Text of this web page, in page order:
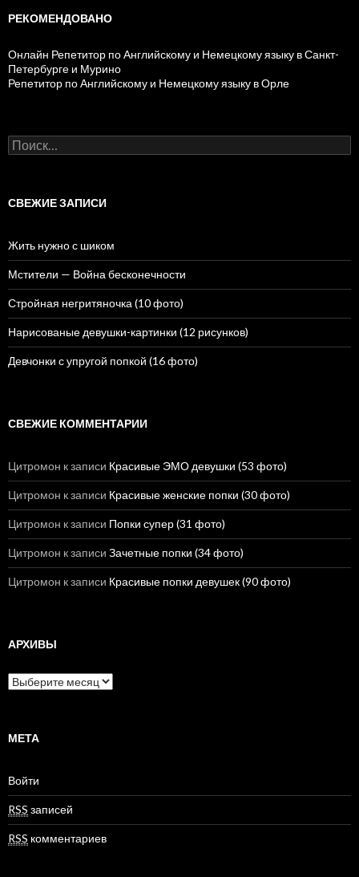
РЕКОМЕНДОВАНО
Онлайн Репетитор по Английскому и Немецкому языку в Санкт-
Петербурге и Мурино
Репетитор по Английскому и Немецкому языку в Орле
Н
а
и
СВЕЖИЕ ЗАПИСИ
Жить нужно с шиком
Мстители — Война бесконечности
Стройная негритяночка (10 фото)
Нарисованые девушки-картинки (12 рисунков)
Девчонки с упругой попкой (16 фото)
СВЕЖИЕ КОММЕНТАРИИ
Цитромон к записи Красивые ЭМО девушки (53 фото)
Цитромон к записи Красивые женские попки (30 фото)
Цитромон к записи Попки супер (31 фото)
Цитромон к записи Зачетные попки (34 фото)
Цитромон к записи Красивые попки девушек (90 фото)
АРХИВЫ
А
р
в
МЕТА
Войти
RSS записей
RSS комментариев